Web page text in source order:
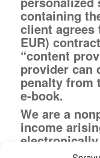
containing
client
EUR)
“content
provider can
penalty from
e-book.
We are a
income
material or